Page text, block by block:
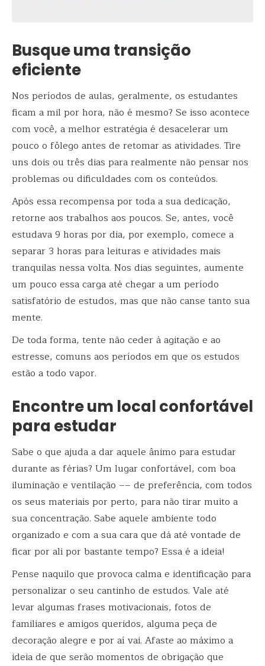
Busque uma transição
eficiente
Nos períodos de aulas, geralmente, os estudantes
ficam a mil por hora, não é mesmo? Se isso acontece
com você, a melhor estratégia é desacelerar um
pouco o fôlego antes de retomar as atividades. Tire
uns dois ou três dias para realmente não pensar nos
problemas ou dificuldades com os conteúdos.
Após essa recompensa por toda a sua dedicação,
retorne aos trabalhos aos poucos. Se, antes, você
estudava 9 horas por dia, por exemplo, comece a
separar 3 horas para leituras e atividades mais
tranquilas nessa volta. Nos dias seguintes, aumente
um pouco essa carga até chegar a um período
satisfatório de estudos, mas que não canse tanto sua
mente.
De toda forma, tente não ceder à agitação e ao
estresse, comuns aos períodos em que os estudos
estão a todo vapor.
Encontre um local confortável
para estudar
Sabe o que ajuda a dar aquele ânimo para estudar
durante as férias? Um lugar confortável, com boa
iluminação e ventilação –– de preferência, com todos
os seus materiais por perto, para não tirar muito a
sua concentração. Sabe aquele ambiente todo
organizado e com a sua cara que dá até vontade de
ficar por ali por bastante tempo? Essa é a ideia!
Pense naquilo que provoca calma e identificação para
personalizar o seu cantinho de estudos. Vale até
levar algumas frases motivacionais, fotos de
familiares e amigos queridos, alguma peça de
decoração alegre e por aí vai. Afaste ao máximo a
ideia de que serão momentos de obrigação que